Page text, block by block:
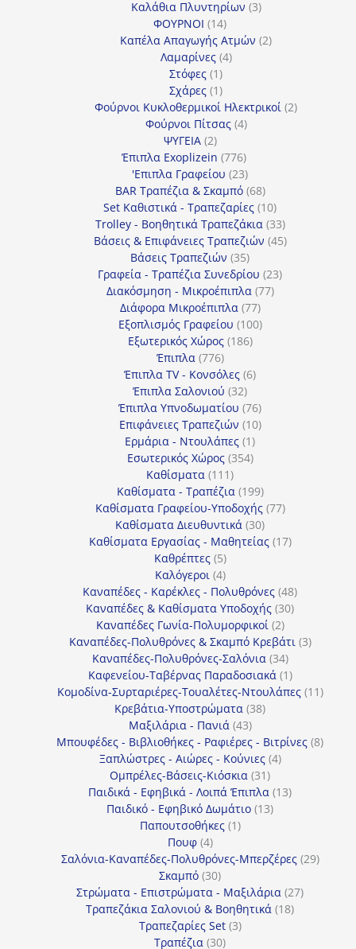
Καλάθια Πλυντηρίων 33
ΦΟΥΡΝΟΙ 1414
προϊόντα
Καπέλα Απαγωγής Ατμών 22
Λαμαρίνες 44
Στόφες 11
προϊόν
Σχάρες 11
προϊόν
Φούρνοι Κυκλοθερμικοί Ηλεκτρικοί 22
Φούρνοι Πίτσας 44
ΨΥΓΕΙΑ 22
προϊόντα
Έπιπλα Exoplizein 776776
προϊόντα
'Επιπλα Γραφείου 2323
προϊόντα
BAR Τραπέζια & Σκαμπό 6868
προϊόντα
Set Καθιστικά - Τραπεζαρίες 1010
προϊόντα
Trolley - Βοηθητικά Τραπεζάκια 3333
προϊόντα
Βάσεις & Επιφάνειες Τραπεζιών 4545
Βάσεις Τραπεζιών 3535
προϊόντα
Γραφεία - Τραπέζια Συνεδρίου 2323
Διακόσμηση - Μικροέπιπλα 7777
Διάφορα Μικροέπιπλα 7777
προϊόντα
Εξοπλισμός Γραφείου 100100
Εξωτερικός Χώρος 186186
Έπιπλα 776776
προϊόντα
Έπιπλα TV - Κονσόλες 66
Έπιπλα Σαλονιού 3232
προϊόντα
Έπιπλα Υπνοδωματίου 7676
προϊόντα
Επιφάνειες Τραπεζιών 1010
Ερμάρια - Ντουλάπες 11
προϊόν
Εσωτερικός Χώρος 354354
Καθίσματα 111111
προϊόντα
Καθίσματα - Τραπέζια 199199
προϊόντα
Καθίσματα Γραφείου-Υποδοχής 7777
Καθίσματα Διευθυντικά 3030
προϊόντα
Καθίσματα Εργασίας - Μαθητείας 1717
Καθρέπτες 55
προϊόντα
Καλόγεροι 44
προϊόντα
Καναπέδες - Καρέκλες - Πολυθρόνες 4848
προϊόντα
Καναπέδες & Καθίσματα Υποδοχής 3030
Καναπέδες Γωνία-Πολυμορφικοί 22
προϊόντα
Καναπέδες-Πολυθρόνες & Σκαμπό Κρεβάτι 33
Καναπέδες-Πολυθρόνες-Σαλόνια 3434
προϊόντα
Καφενείου-Ταβέρνας Παραδοσιακά 11
προϊόν
Κομοδίνα-Συρταριέρες-Τουαλέτες-Ντουλάπες 1111
Κρεβάτια-Υποστρώματα 3838
Μαξιλάρια - Πανιά 4343
προϊόντα
Μπουφέδες - Βιβλιοθήκες - Ραφιέρες - Βιτρίνες 88
Ξαπλώστρες - Αιώρες - Κούνιες 44
Ομπρέλες-Βάσεις-Κιόσκια 3131
προϊόντα
Παιδικά - Εφηβικά - Λοιπά Έπιπλα 1313
Παιδικό - Εφηβικό Δωμάτιο 1313
Παπουτσοθήκες 11
Πουφ 44
προϊόντα
Σαλόνια-Καναπέδες-Πολυθρόνες-Μπερζέρες 2929
Σκαμπό 3030
προϊόντα
Στρώματα - Επιστρώματα - Μαξιλάρια 2727
Τραπεζάκια Σαλονιού & Βοηθητικά 1818
Τραπεζαρίες Set 33
Τραπέζια 3030